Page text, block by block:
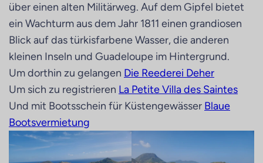
über einen alten Militärweg. Auf dem Gipfel bietet
ein Wachturm aus dem Jahr 1811 einen grandiosen
Blick auf das türkisfarbene Wasser, die anderen
kleinen Inseln und Guadeloupe im Hintergrund.
Um dorthin zu gelangen Die Reederei Deher
Um sich zu registrieren La Petite Villa des Saintes
Und mit Bootsschein für Küstengewässer Blaue
Bootsvermietung